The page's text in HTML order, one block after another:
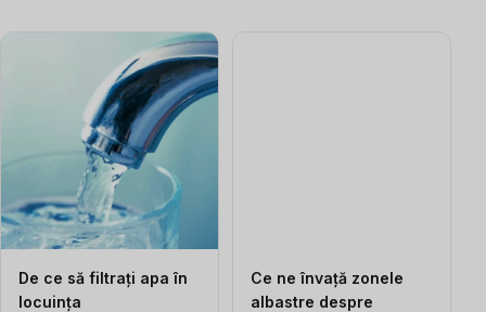
De ce să filtrați apa în
locuința
Ce ne învață zonele
albastre despre